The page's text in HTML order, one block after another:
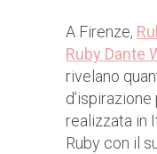
A Firenze,
Ruby Dante
rivelano
realizzata in
Ruby con il